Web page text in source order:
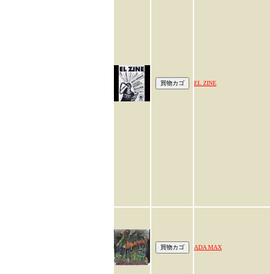
EL ZINE
ADA MAX